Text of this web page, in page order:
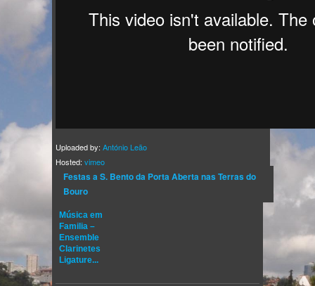
Uploaded by: António Leão
Hosted: vimeo
Festas a S. Bento da Porta Aberta nas Terras do
Bouro
Música em
Familia –
Ensemble
Clarinetes
Ligature...